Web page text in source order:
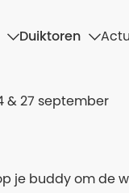
Duiktoren
& 27 september
je buddy om de